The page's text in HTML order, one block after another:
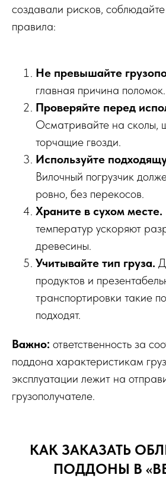
создавали рисков,
правила:
Не превышайте
главная причина поломок.
Проверяйте перед
Осматривайте на сколы,
торчащие гвозди.
Используйте
Вилочный погрузчик
ровно, без перекосов.
Храните в сухом месте.
температур ускоряют
древесины.
Учитывайте тип груза.
продуктов и
транспортировки такие
подходят.
Важно: ответственность за
поддона характеристикам
эксплуатации лежит на
грузополучателе.
КАК ЗАКАЗАТЬ
ПОДДОНЫ В